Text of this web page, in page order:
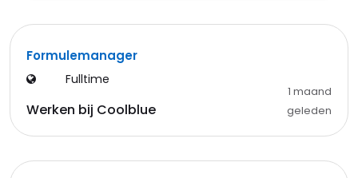
Formulemanager
Fulltime
Werken bij Coolblue
1 maand
geleden